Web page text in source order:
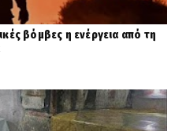
βόμβες η ενέργεια από τη